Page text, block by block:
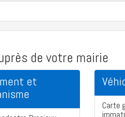
de votre mairie
et
Carte